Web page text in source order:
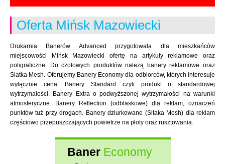
Oferta Mińsk Mazowiecki
Drukarnia Banerów Advanced przygotowała dla mieszkańców
miejscowości Mińsk Mazowiecki ofertę na artykuły reklamowe oraz
poligraficzne. Do czołowych produktów należą banery reklamowe oraz
Siatka Mesh. Oferujemy Banery Economy dla odbiorców, których interesuje
wyłącznie cena. Banery Standard czyli produkt o standardowej
wytrzymałości. Banery Extra o podwyższonej wytrzymałości na warunki
atmosferyczne. Banery Reflection (odblaskowe) dla reklam, oznaczeń
punktów tuż przy drogach. Banery dziurkowane (Sitaka Mesh) dla reklam
częściowo przepuszczających powietrze na płoty oraz rusztowania.
Baner Economy